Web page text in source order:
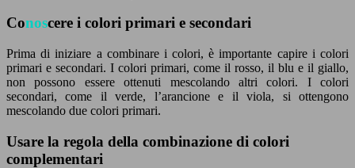
Conoscere i colori primari e secondari
Prima di iniziare a combinare i colori, è importante capire i colori
primari e secondari. I colori primari, come il rosso, il blu e il giallo,
non possono essere ottenuti mescolando altri colori. I colori
secondari, come il verde, l’arancione e il viola, si ottengono
mescolando due colori primari.
Usare la regola della combinazione di colori
complementari